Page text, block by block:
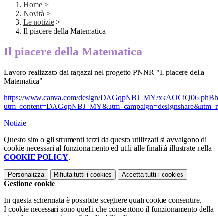
Home >
Novità >
Le notizie >
Il piacere della Matematica
Il piacere della Matematica
Lavoro realizzato dai ragazzi nel progetto PNNR "Il piacere della
Matematica"
https://www.canva.com/design/DAGqpNBJ_MY/
Notizie
Questo sito o gli strumenti terzi da questo utilizzati si avvalgono di
cookie necessari al funzionamento ed utili alle finalità illustrate nella
COOKIE POLICY.
Personalizza Rifiuta tutti i cookies Accetta tutti i cookies
Gestione cookie
In questa schermata è possibile scegliere quali cookie consentire.
I cookie necessari sono quelli che consentono il funzionamento della